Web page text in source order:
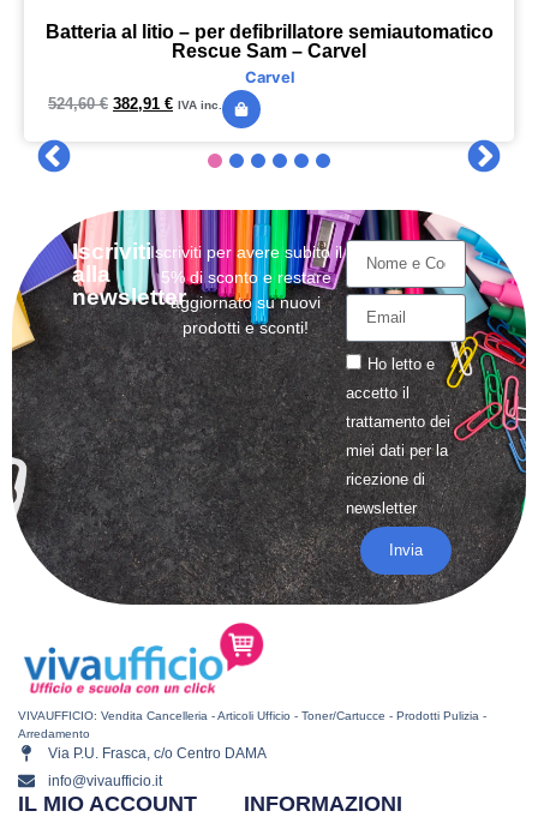
Batteria al litio – per defibrillatore semiautomatico
Rescue Sam – Carvel
Carvel
524,60€ 382,91 € IVA inc.
Iscriviti
alla
newsletter
Iscriviti per avere subito il
5% di sconto e restare
aggiornato su nuovi
prodotti e sconti!
Ho letto e
accetto il
trattamentodei
miei dati per la
ricezione di
newsletter
Invia
VIVAUFFICIO: Vendita Cancelleria - Articoli Ufficio - Toner/Cartucce - Prodotti Pulizia -
Arredamento
Via P.U. Frasca, c/o Centro DAMA
info@vivaufficio.it
INFORMAZIONI
IL MIO ACCOUNT